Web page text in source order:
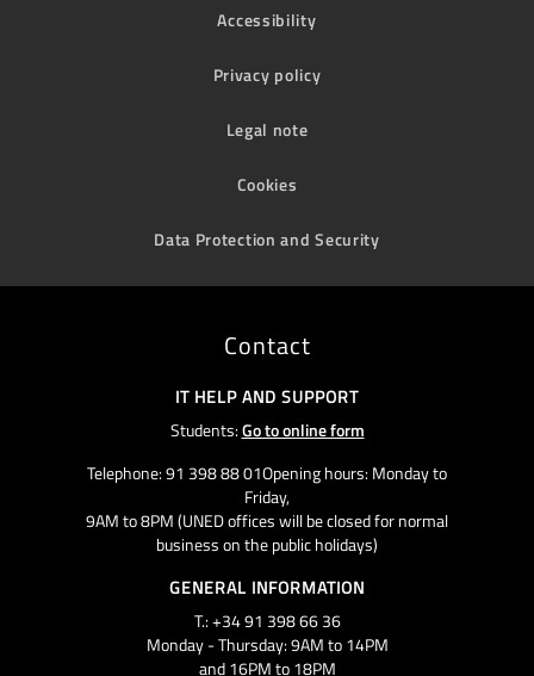
Accessibility
Privacy policy
Legal note
Cookies
Data Protection and Security
Contact
IT HELP AND SUPPORT
Students:Go to online form
Telephone: 91 398 88 01Opening hours: Monday to
Friday,
9AM to 8PM (UNED offices will be closed for normal
business on the public holidays)
GENERAL INFORMATION
T.: +34 91 398 66 36
Monday - Thursday: 9AM to 14PM
and 16PM to 18PM